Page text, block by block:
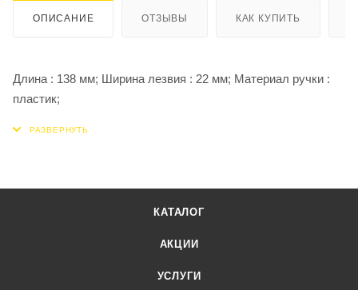
ОПИСАНИЕ ОТЗЫВЫ КАК КУПИТЬ
Длина : 138 мм; Ширина лезвия : 22 мм; Материал ручки :
пластик;
КАТАЛОГ
АКЦИИ
УСЛУГИ